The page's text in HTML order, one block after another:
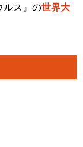
ルス』の世界大